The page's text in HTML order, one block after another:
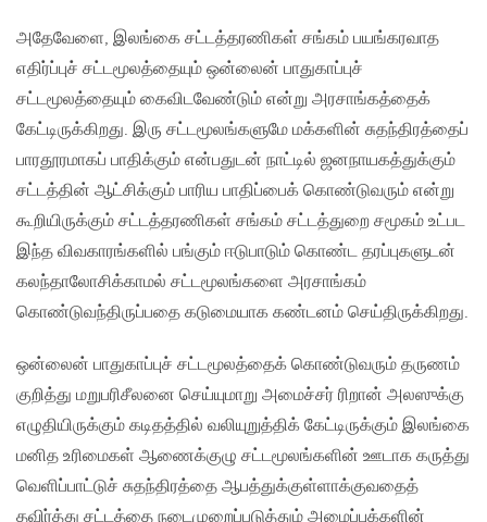
அதேவேளை, இலங்கை சட்டத்தரணிகள் சங்கம் பயங்கரவாத
எதிர்ப்புச் சட்டமூலத்தையும் ஒன்லைன் பாதுகாப்புச்
சட்டமூலத்தையும் கைவிடவேண்டும் என்று அரசாங்கத்தைக்
கேட்டிருக்கிறது. இரு சட்டமூலங்களுமே மக்களின் சுதந்திரத்தைப்
பாரதூரமாகப் பாதிக்கும் என்பதுடன் நாட்டில் ஜனநாயகத்துக்கும்
சட்டத்தின் ஆட்சிக்கும் பாரிய பாதிப்பைக் கொண்டுவரும் என்று
கூறியிருக்கும் சட்டத்தரணிகள் சங்கம் சட்டத்துறை சமூகம் உட்பட
இந்த விவகாரங்களில் பங்கும் ஈடுபாடும் கொண்ட தரப்புகளுடன்
கலந்தாலோசிக்காமல் சட்டமூலங்களை அரசாங்கம்
கொண்டுவந்திருப்பதை கடுமையாக கண்டனம் செய்திருக்கிறது.
ஒன்லைன் பாதுகாப்புச் சட்டமூலத்தைக் கொண்டுவரும் தருணம்
குறித்து மறுபரிசீலனை செய்யுமாறு அமைச்சர் ரிறான் அலஸுக்கு
எழுதியிருக்கும் கடிதத்தில் வலியுறுத்திக் கேட்டிருக்கும் இலங்கை
மனித உரிமைகள் ஆணைக்குழு சட்டமூலங்களின் ஊடாக கருத்து
வெளிப்பாட்டுச் சுதந்திரத்தை ஆபத்துக்குள்ளாக்குவதைத்
தவிர்த்து சட்டத்தை நடைமுறைப்படுத்தும் அமைப்புக்களின்